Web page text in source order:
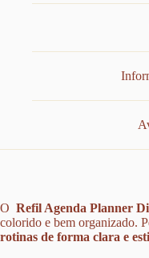
O Refil Agenda Planner
colorido e bem organizado.
rotinas de forma clara e